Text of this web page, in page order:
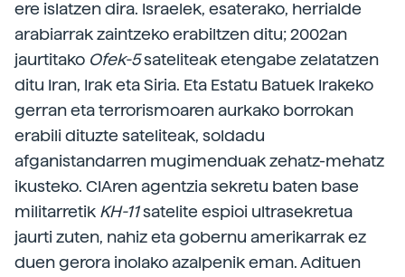
ere islatzen dira. Israelek, esaterako, herrialde
arabiarrak zaintzeko erabiltzen ditu; 2002an
jaurtitako Ofek-5sateliteak etengabe zelatatzen
ditu Iran, Irak eta Siria. Eta Estatu Batuek Irakeko
gerran eta terrorismoaren aurkako borrokan
erabili dituzte sateliteak, soldadu
afganistandarren mugimenduak zehatz-mehatz
ikusteko. CIAren agentzia sekretu baten base
militarretik KH-11satelite espioi ultrasekretua
jaurti zuten, nahiz eta gobernu amerikarrak ez
duen gerora inolako azalpenik eman. Adituen